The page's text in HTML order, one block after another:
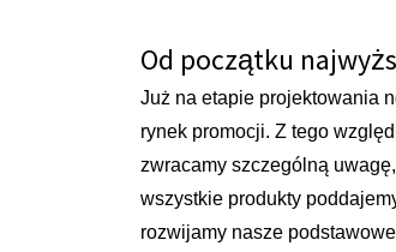
Od początku
Już na etapie projektowania
rynek promocji. Z tego
zwracamy szczególną
wszystkie produkty
rozwijamy nasze